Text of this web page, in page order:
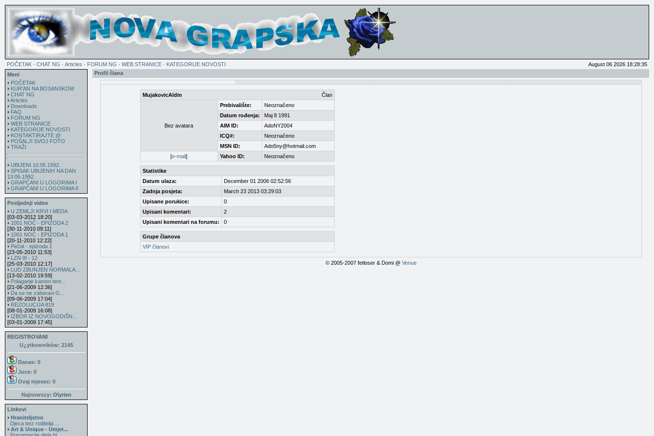
POČETAK · CHAT NG · Articles · FORUM NG · WEB STRANICE · KATEGORIJE NOVOSTI
August 06 2026 18:28:35
Meni
POČETAK
KUR'AN NA BOSANSKOM
CHAT NG
Articles
Downloads
FAQ
FORUM NG
WEB STRANICE
KATEGORIJE NOVOSTI
KONTAKTIRAJTE @
POŠALJI SVOJ FOTO
TRAŽI
UBIJENI 10.05.1992.
SPISAK UBIJENIH NA DAN
13.06.1992.
GRAPĆANI U LOGORIMA I
GRAPĆANI U LOGORIMA II
Posljednji video
U ZEMLJI KRVI I MEDA
[03-03-2012 18:20]
1001 NOĆ - EPIZODA 2
[30-11-2010 09:11]
1001 NOĆ - EPIZODA 1
[20-11-2010 12:22]
Pečat - epizoda 1
[23-05-2010 11:53]
LZN III - 12
[25-03-2010 12:17]
LUD ZBUNJEN NORMALA...
[13-02-2010 19:59]
Polaganje kamen tem...
[21-06-2009 12:36]
Da se ne zaboravi G...
[09-06-2009 17:04]
REZOLUCIJA 819
[08-01-2009 16:08]
IZBOR IZ NOVOGODIŠN...
[03-01-2009 17:45]
REGISTROVANI
U¿ytkowników: 2145
Danas: 0
Juce: 0
Ovaj mjesec: 0
Najnowszy: Olyrien
Linkovi
Hraniteljstvo
Djeca bez roditelja ...
Art & Unique - Umjet...
Profil člana
MujakovicAldin Član
Bez avatara
Prebivalište:
Neoznačeno
Datum rođenja:
Maj 8 1991
AIM ID:
AdoNY2004
ICQ#:
Neoznačeno
MSN ID:
Ado5ny@hotmail.com
[e-mail] Yahoo ID: Neoznačeno
Statistike
Datum ulaza:
December 01 2006 02:52:56
Zadnja posjeta:
March 23 2013 03:29:03
Upisane porukice:
0
Upisani komentari:
2
Upisani komentari na forumu:
0
Grupe članova
VIP članovi
© 2005-2007 fetloser & Domi @ Venue